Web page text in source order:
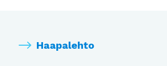
Haapalehto